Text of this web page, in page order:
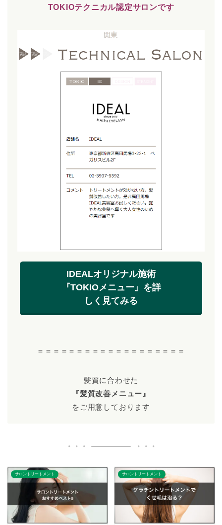
TOKIOテクニカル認定サロンです
IDEALオリジナル施術
『TOKIOメニュー』を詳
しく見てみる
＝＝＝＝＝＝＝＝＝＝＝＝＝＝＝＝＝＝＝
髪質に合わせた
『髪質改善メニュー』
をご用意しております
サロントリートメント サロントリートメント